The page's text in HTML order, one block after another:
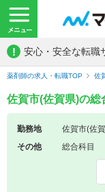
! 安心・安全な転職
薬剤師の求人・転職TOP 佐
佐賀市(佐賀県)の
勤務地
佐賀市(佐
その他
総合科目